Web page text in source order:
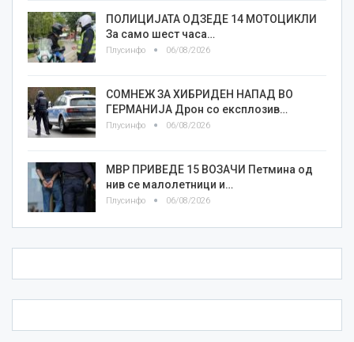
ПОЛИЦИЈАТА ОДЗЕДЕ 14 МОТОЦИКЛИ
За само шест часа…
Плусинфо 06/08/2026
СОМНЕЖ ЗА ХИБРИДЕН НАПАД ВО
ГЕРМАНИЈА Дрон со експлозив…
Плусинфо 06/08/2026
МВР ПРИВЕДЕ 15 ВОЗАЧИ Петмина од
нив се малолетници и…
Плусинфо 06/08/2026